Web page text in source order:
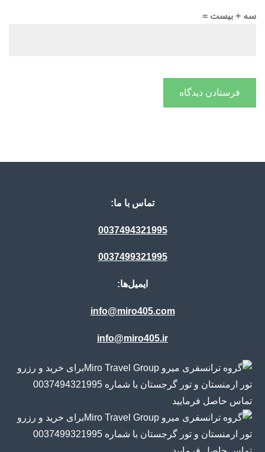
سه + بیست =
تماس با ما:
0037494321995
0037499321995
ایمیل‌ها:
info@miro405.com
info@miro405.ir